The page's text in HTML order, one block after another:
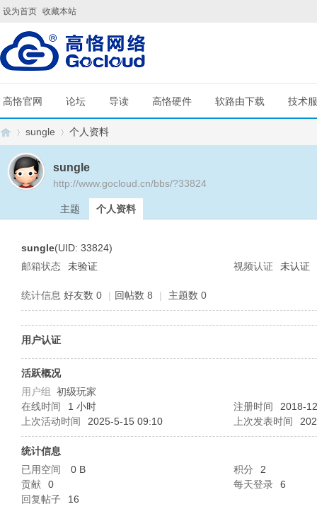
设为首页 收藏本站
高恪官网 论坛 导读 高恪硬件 软路由下载 技术
sungle 个人资料
sungle
http://www.gocloud.cn/bbs/?33824
主题 个人资料
sungle(UID: 33824)
邮箱状态
未验证 视频认证 未认证
统计信息 好友数 0 | 回帖数 8 | 主题数 0
用户认证
活跃概况
用户组 初级玩家
在线时间
1 小时 注册时间
2018-
上次活动时间
2025-5-15 09:10 上次发表时间
统计信息
已用空间
0 B 积分
2
贡献
0 每天登录
6
回复帖子
16